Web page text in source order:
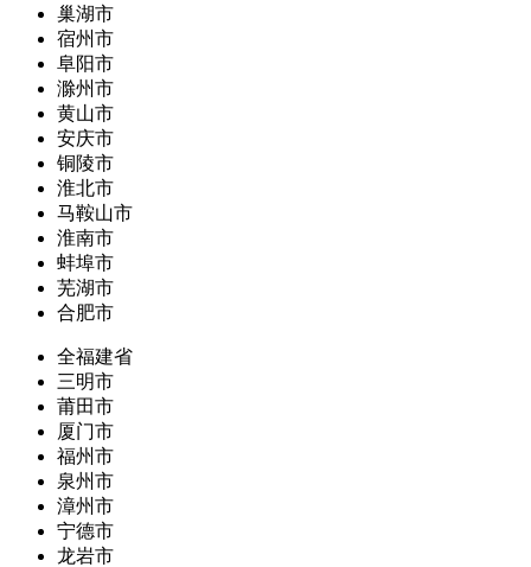
巢湖市
宿州市
阜阳市
滁州市
黄山市
安庆市
铜陵市
淮北市
马鞍山市
淮南市
蚌埠市
芜湖市
合肥市
全福建省
三明市
莆田市
厦门市
福州市
泉州市
漳州市
宁德市
龙岩市